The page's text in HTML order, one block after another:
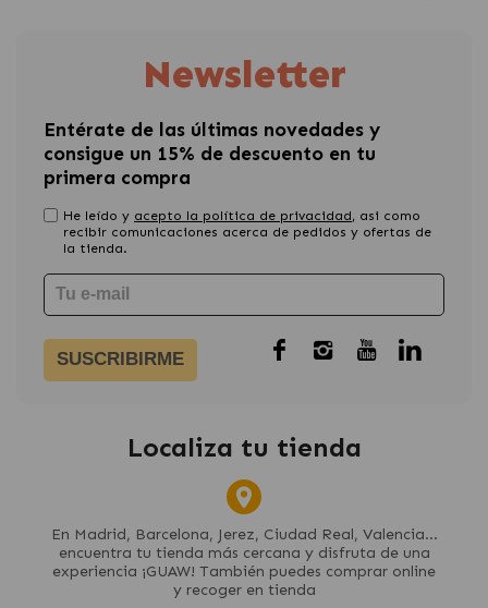
Newsletter
Entérate de las últimas novedades y
consigue un 15% de descuento en tu
primera compra
He leído y acepto la política de privacidad, asi como
recibir comunicaciones acerca de pedidos y ofertas de
la tienda.
SUSCRIBIRME
Localiza tu tienda
En Madrid, Barcelona, Jerez, Ciudad Real, Valencia...
encuentra tu tienda más cercana y disfruta de una
experiencia ¡GUAW! También puedes comprar online
y recoger en tienda